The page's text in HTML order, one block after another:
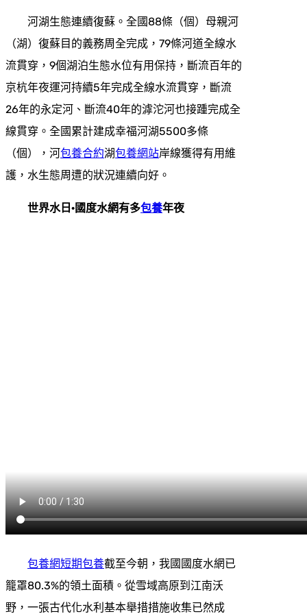
河湖生態連續復蘇。全國88條（個）母親河
（湖）復蘇目的義務周全完成，79條河道全線水
流貫穿，9個湖泊生態水位有用保持，斷流百年的
京杭年夜運河持續5年完成全線水流貫穿，斷流
26年的永定河、斷流40年的滹沱河也接踵完成全
線貫穿。全國累計建成幸福河湖5500多條
（個），河包養合約湖包養網站岸線獲得有用維
護，水生態周遭的狀況連續向好。
世界水日·國度水網有多包養年夜
包養網短期包養截至今朝，我國國度水網已
籠罩80.3%的領土面積。從雪域高原到江南沃
野，一張古代化水利基本舉措措施收集已然成